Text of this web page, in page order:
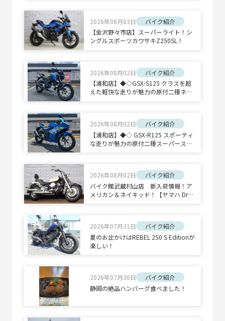
2026年08月03日
バイク紹介
【金沢野々市店】スーパーライト！シ
ングルスポーツカワサキZ250SL！
2026年08月02日
バイク紹介
【浦和店】◆◇GSX-S125 クラスを超
えた軽快な走りが魅力の原付二種ネイ
2026年08月02日
バイク紹介
【浦和店】◆◇ GSX-R125 スポーティ
な走りが魅力の原付二種スーパースポ
2026年08月02日
バイク紹介
バイク館武蔵村山店 新入荷情報！ア
メリカン＆ネイキッド！【ヤマハ Drag
2026年07月31日
バイク紹介
夏のお出かけはREBEL 250 S Editionが
楽しい！
2026年07月30日
バイク紹介
静岡の絶品ハンバーグ食べました！